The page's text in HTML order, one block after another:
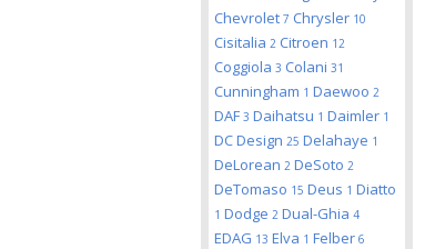
Chevrolet 7 Chrysler 10
Cisitalia 2 Citroen 12
Coggiola 3 Colani 31
Cunningham 1 Daewoo 2
DAF 3 Daihatsu 1 Daimler 1
DC Design 25 Delahaye 1
DeLorean 2 DeSoto 2
DeTomaso 15 Deus 1 Diatto
1 Dodge 2 Dual-Ghia 4
EDAG 13 Elva 1 Felber 6